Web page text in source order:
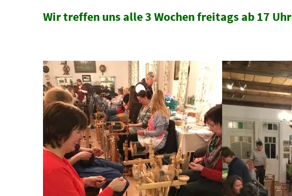
Wir treffen uns alle 3 Wochen freitags ab 17